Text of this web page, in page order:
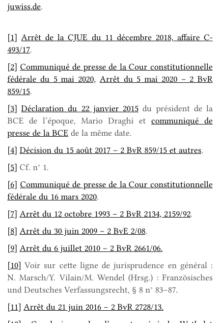
juwiss.de.
[1] Arrêt de la CJUE du 11 décembre 2018, affaire C-
493/17.
[2] Communiqué de presse de la Cour constitutionnelle
fédérale du 5 mai 2020, Arrêt du 5 mai 2020 – 2 BvR
859/15.
[3] Déclaration du 22 janvier 2015 du président de la
BCE de l’époque, Mario Draghi et communiqué de
presse de la BCE de la même date.
[4] Décision du 15 août 2017 – 2 BvR 859/15 et autres.
[5] Cf. n° 1.
[6] Communiqué de presse de la Cour constitutionnelle
fédérale du 16 mars 2020.
[7] Arrêt du 12 octobre 1993 – 2 BvR 2134, 2159/92.
[8] Arrêt du 30 juin 2009 – 2 BvE 2/08.
[9] Arrêt du 6 juillet 2010 – 2 BvR 2661/06.
[10] Voir sur cette ligne de jurisprudence en général :
N. Marsch/Y. Vilain/M. Wendel (Hrsg.) : Französisches
und Deutsches Verfassungsrecht, § 8 n° 83–87.
[11] Arrêt du 21 juin 2016 – 2 BvR 2728/13.